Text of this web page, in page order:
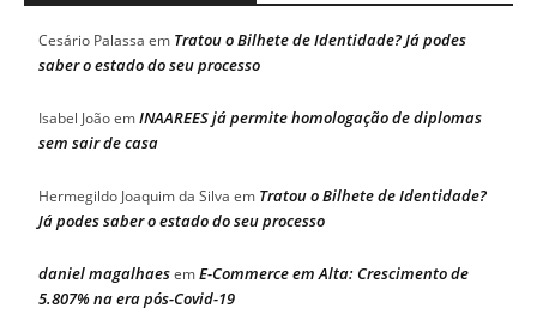
Cesário Palassa em Tratou o Bilhete de Identidade? Já podes
saber o estado do seu processo
Isabel JoãoemINAAREES já permite homologação de diplomas
sem sair de casa
Hermegildo Joaquim da Silva em Tratou o Bilhete de Identidade?
Já podes saber o estado do seu processo
daniel magalhaesemE-Commerce em Alta: Crescimento de
5.807% na era pós-Covid-19